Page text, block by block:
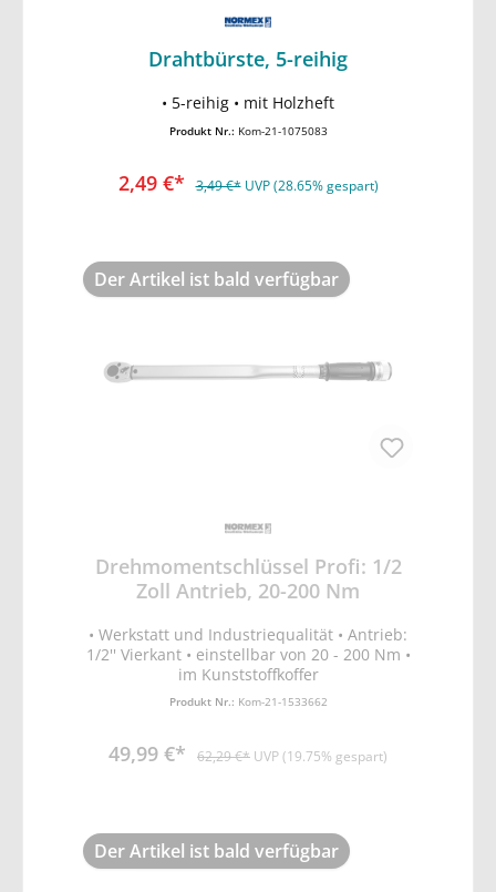
Drahtbürste, 5-reihig
• 5-reihig • mit Holzheft
Produkt Nr.: Kom-21-1075083
2,49 €* 3,49 €* UVP (28.65% gespart)
Der Artikel ist bald verfügbar
Drehmomentschlüssel Profi: 1/2
Zoll Antrieb, 20-200 Nm
• Werkstatt und Industriequalität • Antrieb:
1/2'' Vierkant • einstellbar von 20 - 200 Nm •
im Kunststoffkoffer
Produkt Nr.: Kom-21-1533662
49,99 €* 62,29 €* UVP (19.75% gespart)
Der Artikel ist bald verfügbar